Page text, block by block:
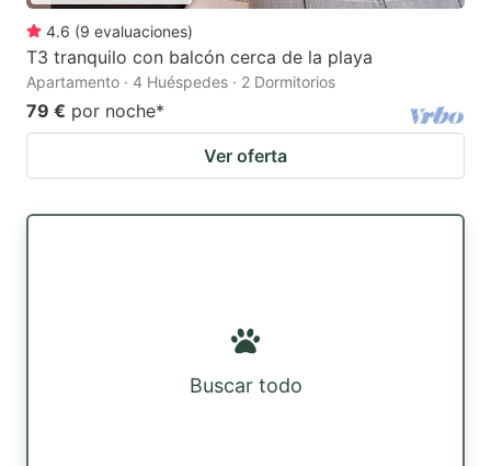
4.6 (9 evaluaciones)
T3 tranquilo con balcón cerca de la playa
Apartamento · 4 Huéspedes · 2 Dormitorios
79 € por noche*
Ver oferta
Buscar todo